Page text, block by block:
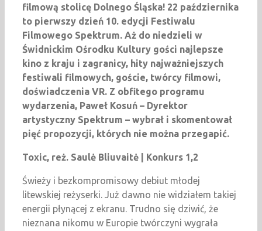
filmową stolicę Dolnego Śląska! 22 października
to pierwszy dzień 10. edycji Festiwalu
Filmowego Spektrum. Aż do niedzieli w
Świdnickim Ośrodku Kultury gości najlepsze
kino z kraju i zagranicy, hity najważniejszych
festiwali filmowych, goście, twórcy filmowi,
doświadczenia VR. Z obfitego programu
wydarzenia, Paweł Kosuń – Dyrektor
artystyczny Spektrum – wybrał i skomentował
pięć propozycji, których nie można przegapić.
Toxic, reż. Saulė Bliuvaitė | Konkurs 1,2
Świeży i bezkompromisowy debiut młodej
litewskiej reżyserki. Już dawno nie widziałem takiej
energii płynącej z ekranu. Trudno się dziwić, że
nieznana nikomu w Europie twórczyni wygrała